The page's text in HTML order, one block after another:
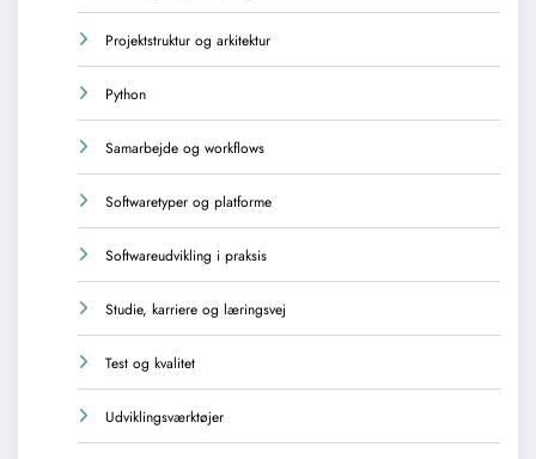
Projektstruktur og arkitektur
Python
Samarbejde og workflows
Softwaretyper og platforme
Softwareudvikling i praksis
Studie, karriere og læringsvej
Test og kvalitet
Udviklingsværktøjer